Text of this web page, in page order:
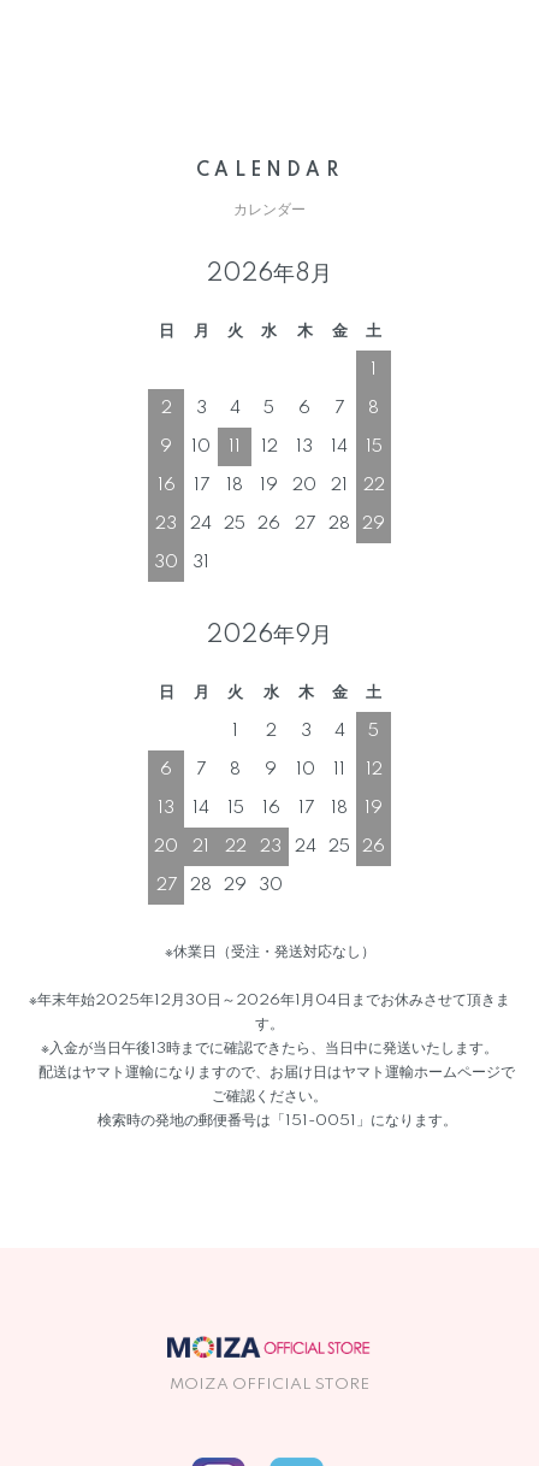
CALENDAR
カレンダー
2026年8月
日 月 火 水 木 金 土
2 3 4 5 6 7 8
9 10 12 13 14 15
16 17 18 19 20 21 22
23 24 25 26 27 28 29
30 31
2026年9月
日 月 火 水 木 金 土
2 3 4 5
6 7 8 9 10 12
13 14 15 16 17 18 19
20 21 22 23 24 25 26
27 28 29 30
※休業日（受注・発送対応なし）
※年末年始2025年12月30日～2026年1月04日までお休みさせて頂きま
す。
※入金が当日午後13時までに確認できたら、当日中に発送いたします。
配送はヤマト運輸になりますので、お届け日はヤマト運輸ホームページで
ご確認ください。
検索時の発地の郵便番号は「151-0051」になります。
MOIZA OFFICIAL STORE